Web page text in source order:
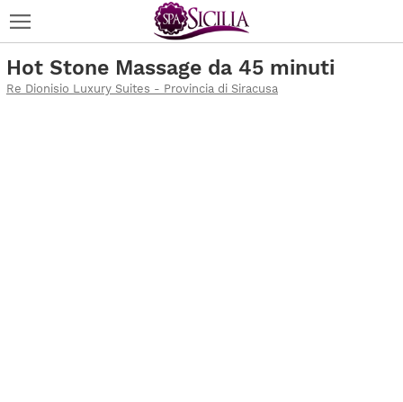
Hot Stone Massage da 45 minuti
Re Dionisio Luxury Suites - Provincia di Siracusa